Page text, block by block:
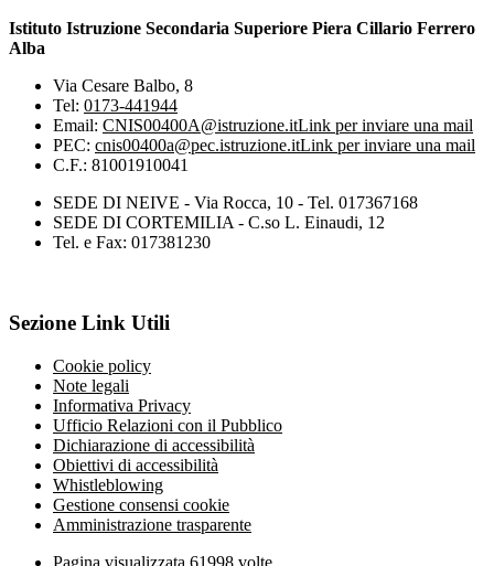
Istituto Istruzione Secondaria Superiore Piera Cillario Ferrero
Alba
Via Cesare Balbo, 8
Tel: 0173-441944
Email: CNIS00400A@istruzione.itLink per inviare una mail
PEC: cnis00400a@pec.istruzione.itLink per inviare una mail
C.F.: 81001910041
SEDE DI NEIVE - Via Rocca, 10 - Tel. 017367168
SEDE DI CORTEMILIA - C.so L. Einaudi, 12
Tel. e Fax: 017381230
Sezione Link Utili
Cookie policy
Note legali
Informativa Privacy
Ufficio Relazioni con il Pubblico
Dichiarazione di accessibilità
Obiettivi di accessibilità
Whistleblowing
Gestione consensi cookie
Amministrazione trasparente
Pagina visualizzata 61998 volte